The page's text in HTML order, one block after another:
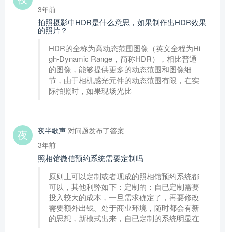
3年前
拍照摄影中HDR是什么意思，如果制作出HDR效果
的照片？
HDR的全称为高动态范围图像（英文全程为Hi
gh-Dynamic Range，简称HDR），相比普通
的图像，能够提供更多的动态范围和图像细
节，由于相机感光元件的动态范围有限，在实
际拍照时，如果现场光比
夜半歌声 对问题发布了答案
3年前
照相馆微信预约系统需要定制吗
原则上可以定制或者现成的照相馆预约系统都
可以，其他利弊如下：定制的：自已定制需要
投入较大的成本，一旦需求确定了，再要修改
需要额外出钱。处于商业环境，随时都会有新
的思想，新模式出来，自已定制的系统明显在